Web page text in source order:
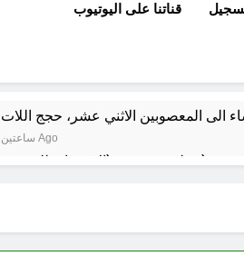
قناتنا على اليوتيوب
الى المعصوبين الاثني عشر، حجج اللات
ساعتين Ago
مجلس حسيني (الاستجابة للنصيحة)
الأكبر من الغزو العراقي للكويت؟